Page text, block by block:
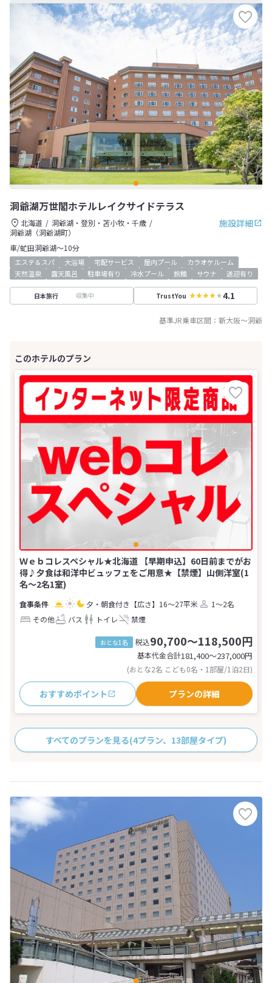
洞爺湖万世閣ホテルレイクサイドテラス
施設詳細
北海道
洞爺湖・登別・苫小牧・千歳
洞爺湖（洞爺湖町）
車/虻田洞爺湖～10分
エステ＆スパ 大浴場 宅配サービス 屋内プール
カラオケルーム
天然温泉
露天風呂 駐車場有り 冷水プール 旅館 サウナ 送迎有り
日本旅行 収集中 TrustYou 4.1
基準JR乗車区間： 新大阪～洞爺
Ｗｅｂコレスペシャル★北海道 【早期申込】60日前までがお
得♪夕食は和洋中ビュッフェをご用意★【禁煙】山側洋室(1
名～2名1室)
夕・朝食付き 【広さ】16～27平米
1～2名
その他
バス トイレ 禁煙
おとな1名 税込90,700～118,500円
基本代金合計181,400〜237,000円
(おとな2名 こども0名・1部屋/1泊2日)
おすすめポイント プランの詳細
すべてのプランを見る(4プラン、13部屋タイプ)